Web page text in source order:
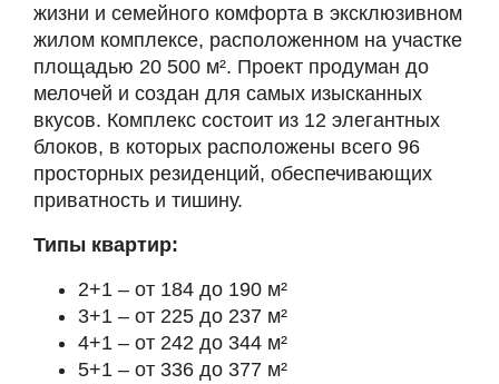
жизни и семейного комфорта в эксклюзивном
жилом комплексе, расположенном на участке
площадью 20 500 м². Проект продуман до
мелочей и создан для самых изысканных
вкусов. Комплекс состоит из 12 элегантных
блоков, в которых расположены всего 96
просторных резиденций, обеспечивающих
приватность и тишину.
Типы квартир:
2+1 – от 184 до 190 м²
3+1 – от 225 до 237 м²
4+1 – от 242 до 344 м²
5+1 – от 336 до 377 м²